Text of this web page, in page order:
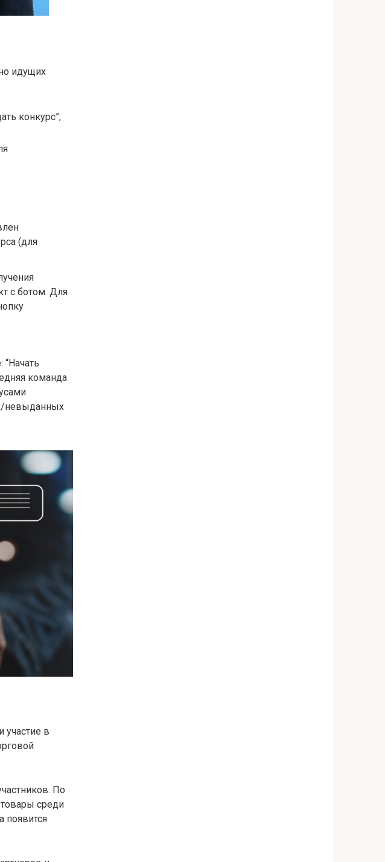
идущих
конкурс”;
(для
с ботом. Для
команда
невыданных
участие в
По
среди
появится